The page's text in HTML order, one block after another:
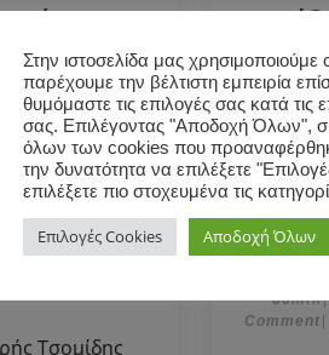
μίλησε
για το
του “Η
από τις
Πατάκη.Ο
Θοδωρής
Τσομίδης
στη
Μαρκέλλα
20245
O
μίλησε
ΠΤΩΜΑ
admin|
Comment
Στην ιστοσελίδα μας
παρέχουμε την βέλτιστη εμπειρία
θυμόμαστε τις επιλογές σας κατά τις
σας. Επιλέγοντας "Αποδοχή Όλων",
όλων των cookies που
την δυνατότητα να επιλέξετε
επιλέξετε πιο στοχευμένα τις
Επιλογές Cookies Αποδοχή Όλων